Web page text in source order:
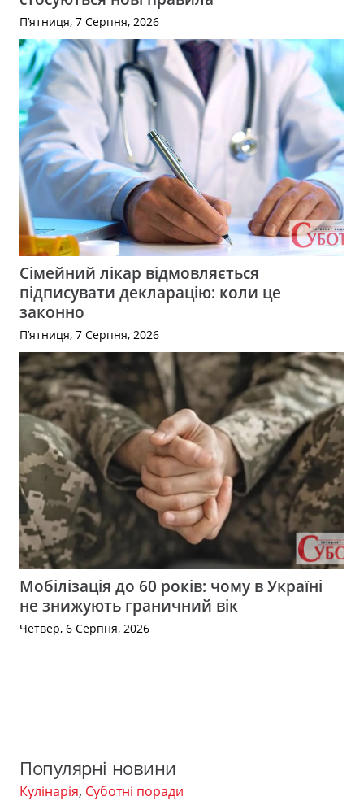
П’ятниця, 7 Серпня, 2026
Сімейний лікар відмовляється
підписувати декларацію: коли це
законно
П’ятниця, 7 Серпня, 2026
Мобілізація до 60 років: чому в Україні
не знижують граничний вік
Четвер, 6 Серпня, 2026
Популярні новини
Кулінарія, Суботні поради